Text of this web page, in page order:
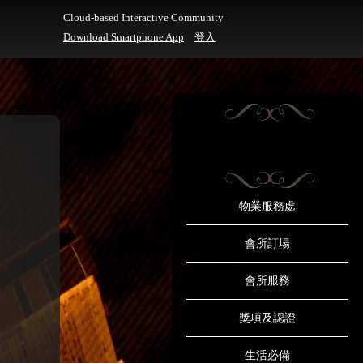
Cloud-based Interactive Community
Download Smartphone App
登入
物業服務處
會所訂場
會所服務
獎項及認證
生活必備